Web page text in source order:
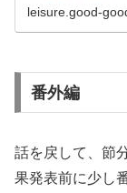
leisure.good-
番外編
話を戻して、節
果発表前に少し